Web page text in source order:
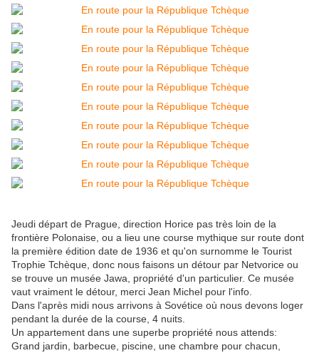
Jeudi départ de Prague, direction Horice pas très loin de la
frontière Polonaise, ou a lieu une course mythique sur route dont
la première édition date de 1936 et qu'on surnomme le Tourist
Trophie Tchèque, donc nous faisons un détour par Netvorice ou
se trouve un musée Jawa, propriété d'un particulier. Ce musée
vaut vraiment le détour, merci Jean Michel pour l'info.
Dans l'après midi nous arrivons à Sovétice où nous devons loger
pendant la durée de la course, 4 nuits.
Un appartement dans une superbe propriété nous attends:
Grand jardin, barbecue, piscine, une chambre pour chacun,